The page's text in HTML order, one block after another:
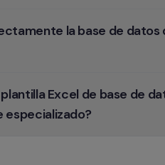
la base de datos
Excel de base de
especializado?